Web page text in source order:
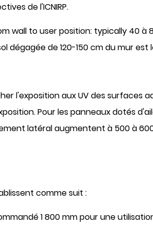
de l'ICNIRP.
wall to user position: typically 40 à
dégagée de120-150 cm du murest
l'exposition aux UV des surfaces
Pour les panneaux dotés
latéral augmentent à 500 à
comme suit :
1 800 mm pour une